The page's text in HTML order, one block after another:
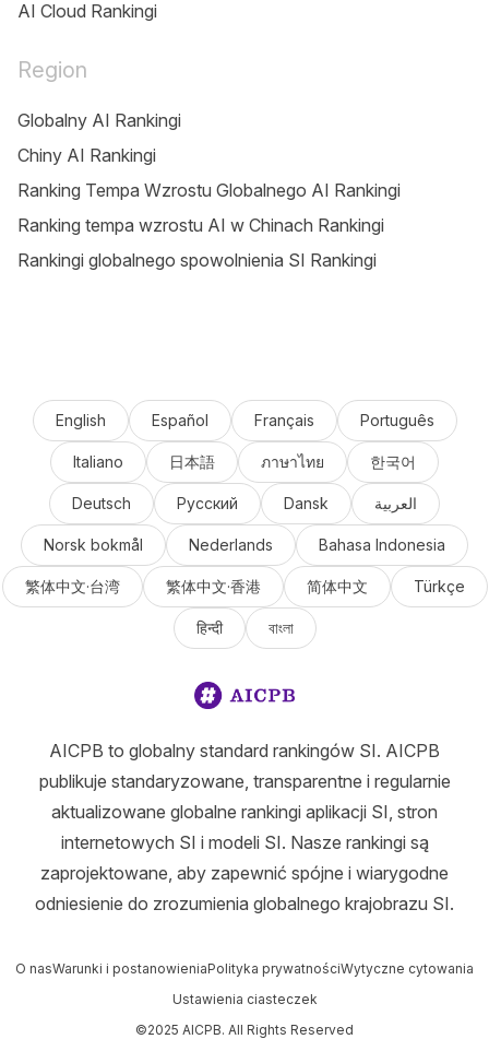
AI Cloud Rankingi
Region
Globalny AI Rankingi
Chiny AI Rankingi
Ranking Tempa Wzrostu Globalnego AI Rankingi
Ranking tempa wzrostu AI w Chinach Rankingi
Rankingi globalnego spowolnienia SI Rankingi
English Español Français Português
Italiano 日本語 ภาษาไทย 한국어
Deutsch Русский Dansk العربية
Norsk bokmål Nederlands Bahasa Indonesia
繁体中文·台湾 繁体中文·香港 简体中文 Türkçe
हिन्दी বাংলা
AICPB to globalny standard rankingów SI. AICPB
publikuje standaryzowane, transparentne i regularnie
aktualizowane globalne rankingi aplikacji SI, stron
internetowych SI i modeli SI. Nasze rankingi są
zaprojektowane, aby zapewnić spójne i wiarygodne
odniesienie do zrozumienia globalnego krajobrazu SI.
O nasWarunki i postanowieniaPolityka prywatnościWytyczne cytowania
Ustawienia ciasteczek
©2025 AICPB. All Rights Reserved